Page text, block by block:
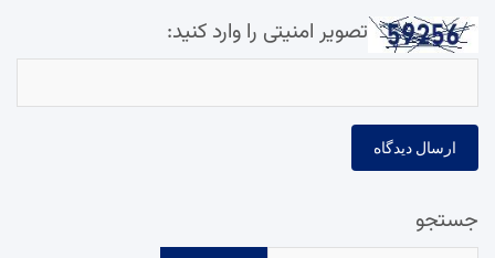
تصویر امنیتی را وارد کنید:
جستجو